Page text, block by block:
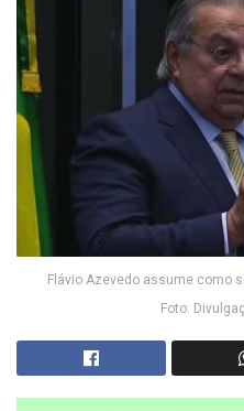
Flávio Azevedo assume como
Foto: